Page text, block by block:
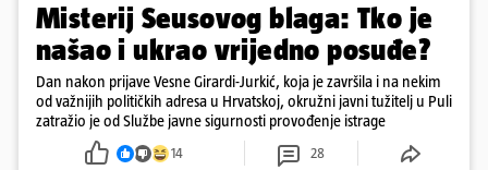
Misterij Seusovog blaga: Tko je
našao i ukrao vrijedno posuđe?
Dan nakon prijave Vesne Girardi-Jurkić, koja je završila i na nekim
od važnijih političkih adresa u Hrvatskoj, okružni javni tužitelj u Puli
zatražio je od Službe javne sigurnosti provođenje istrage
14 28